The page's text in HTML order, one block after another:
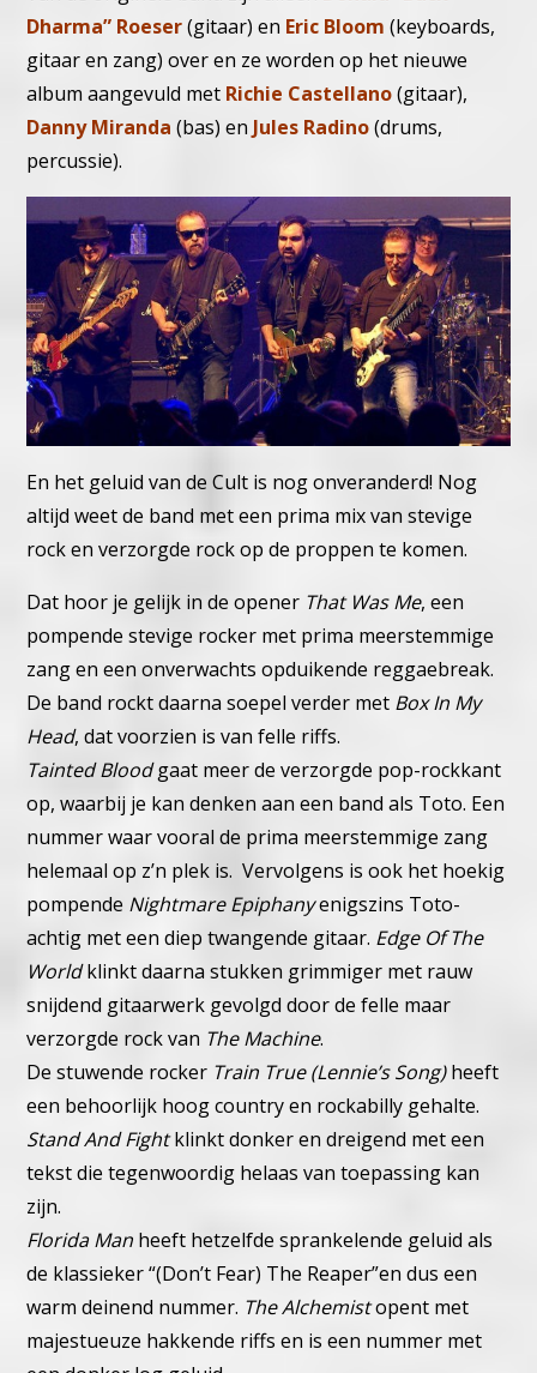
Dharma” Roeser(gitaar) en Eric Bloom (keyboards,
gitaar en zang) over en ze worden op het nieuwe
album aangevuld met Richie Castellano(gitaar),
Danny Miranda (bas) en Jules Radino(drums,
percussie).
En het geluid van de Cult is nog onveranderd! Nog
altijd weet de band met een prima mix van stevige
rock en verzorgde rock op de proppen te komen.
Dat hoor je gelijk in de opener That Was Me, een
pompende stevige rocker met prima meerstemmige
zang en een onverwachts opduikende reggaebreak.
De band rockt daarna soepel verder met Box In My
Head, dat voorzien is van felle riffs.
Tainted Bloodgaat meer de verzorgde pop-rockkant
op, waarbij je kan denken aan een band als Toto. Een
nummer waar vooral de prima meerstemmige zang
helemaal op z’n plek is. Vervolgens is ook het hoekig
pompende Nightmare Epiphanyenigszins Toto-
achtig met een diep twangende gitaar. Edge Of The
Worldklinkt daarna stukken grimmiger met rauw
snijdend gitaarwerk gevolgd door de felle maar
verzorgde rock van The Machine.
De stuwende rocker Train True (Lennie’s Song)heeft
een behoorlijk hoog country en rockabilly gehalte.
Stand And Fightklinkt donker en dreigend met een
tekst die tegenwoordig helaas van toepassing kan
zijn.
Florida Man heeft hetzelfde sprankelende geluid als
de klassieker “(Don’t Fear) The Reaper”en dus een
warm deinend nummer. The Alchemistopent met
majestueuze hakkende riffs en is een nummer met